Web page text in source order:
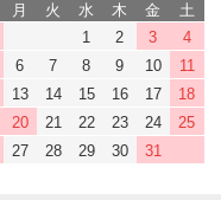
月 火 水 木 金
土
1
2 3
4
6 7 8 9 10
11
13 14 15 16 17
18
20 21 22 23 24
25
27 28 29 30 31